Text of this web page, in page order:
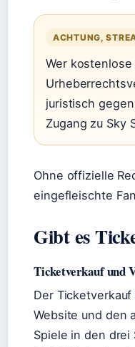
ACHTUNG,
Wer
juristisch
Zugang zu Sky
Ohne offizielle
eingefleischte
Gibt es
Ticketverkauf und
Der
Website und den
Spiele in den drei